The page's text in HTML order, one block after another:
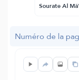
Sourate Al
Numéro de la